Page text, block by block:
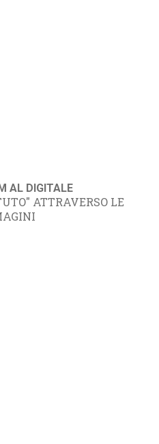
AL DIGITALE
ATTRAVERSO LE